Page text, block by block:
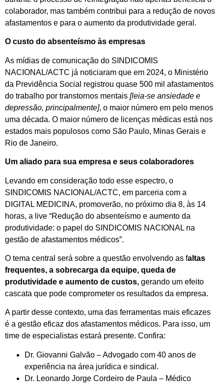
colaborador, mas também contribui para a redução de novos
afastamentos e para o aumento da produtividade geral.
O custo do absenteísmo às empresas
As mídias de comunicação do SINDICOMIS
NACIONAL/ACTC já noticiaram que em 2024, o Ministério
da Previdência Social registrou quase 500 mil afastamentos
do trabalho por transtornos mentais [leia-se ansiedade e
depressão, principalmente], o maior número em pelo menos
uma década. O maior número de licenças médicas está nos
estados mais populosos como São Paulo, Minas Gerais e
Rio de Janeiro.
Um aliado para sua empresa e seus colaboradores
Levando em consideração todo esse espectro, o
SINDICOMIS NACIONAL/ACTC, em parceria com a
DIGITAL MEDICINA, promoverão, no próximo dia 8, às 14
horas, a live “Redução do absenteísmo e aumento da
produtividade: o papel do SINDICOMIS NACIONAL na
gestão de afastamentos médicos”.
O tema central será sobre a questão envolvendo as faltas
frequentes, a sobrecarga da equipe, queda de
produtividade e aumento de custos, gerando um efeito
cascata que pode comprometer os resultados da empresa.
A partir desse contexto, uma das ferramentas mais eficazes
é a gestão eficaz dos afastamentos médicos. Para isso, um
time de especialistas estará presente. Confira:
Dr. Giovanni Galvão – Advogado com 40 anos de
experiência na área jurídica e sindical.
Dr. Leonardo Jorge Cordeiro de Paula – Médico